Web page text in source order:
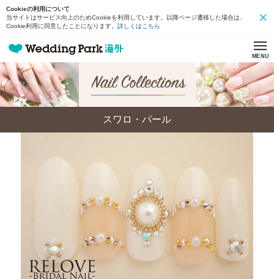
Cookieの利用について
当サイトはサービス向上のためCookieを利用しています。以降ページ遷移した場合は、
Cookie利用に同意したことになります。 詳しくはこちら
MENU
スワロ・パール